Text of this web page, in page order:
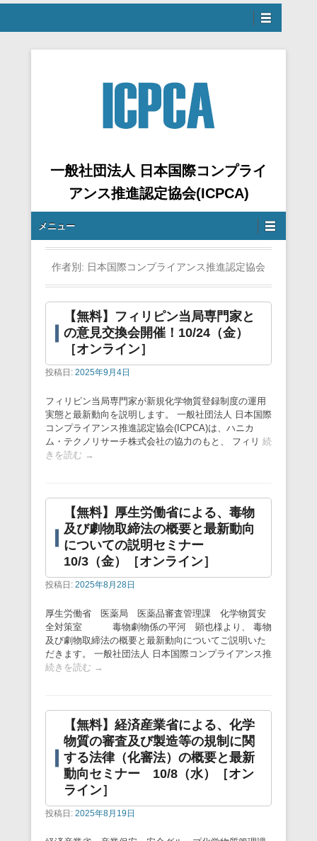
一般社団法人 日本国際コンプライ
アンス推進認定協会(ICPCA)
サブメニュー
メニュー
作者別: 日本国際コンプライアンス推進認定協会
【無料】フィリピン当局専門家と
の意見交換会開催！10/24（金）
［オンライン］
投稿日: 2025年9月4日
フィリピン当局専門家が新規化学物質登録制度の運用
実態と最新動向を説明します。 一般社団法人 日本国際
コンプライアンス推進認定協会(ICPCA)は、ハニカ
ム・テクノリサーチ株式会社の協力のもと、 フィリ 続
きを読む →
【無料】厚生労働省による、毒物
及び劇物取締法の概要と最新動向
についての説明セミナー
10/3（金）［オンライン］
投稿日: 2025年8月28日
厚生労働省 医薬局 医薬品審査管理課 化学物質安
全対策室 毒物劇物係の平河 顕也様より、 毒物
及び劇物取締法の概要と最新動向についてご説明いた
だきます。 一般社団法人 日本国際コンプライアンス推
続きを読む →
【無料】経済産業省による、化学
物質の審査及び製造等の規制に関
する法律（化審法）の概要と最新
動向セミナー 10/8（水）［オン
ライン］
投稿日: 2025年8月19日